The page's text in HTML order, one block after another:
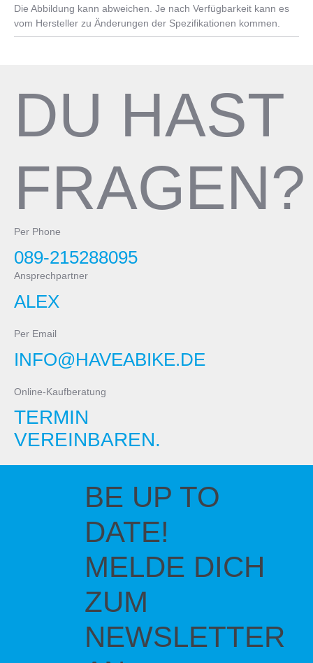
Sattelstütze
Velomann Alloy shaft AL6061, alloy head, 15mm offset, 27,2mm
Die Abbildung kann abweichen. Je nach Verfügbarkeit kann es
vom Hersteller zu Änderungen der Spezifikationen kommen.
DU HAST
FRAGEN?
Per Phone
089-215288095
Ansprechpartner
ALEX
Per Email
INFO@HAVEABIKE.DE
Online-Kaufberatung
TERMIN
VEREINBAREN.
BE UP TO
DATE!
MELDE DICH
ZUM
NEWSLETTER